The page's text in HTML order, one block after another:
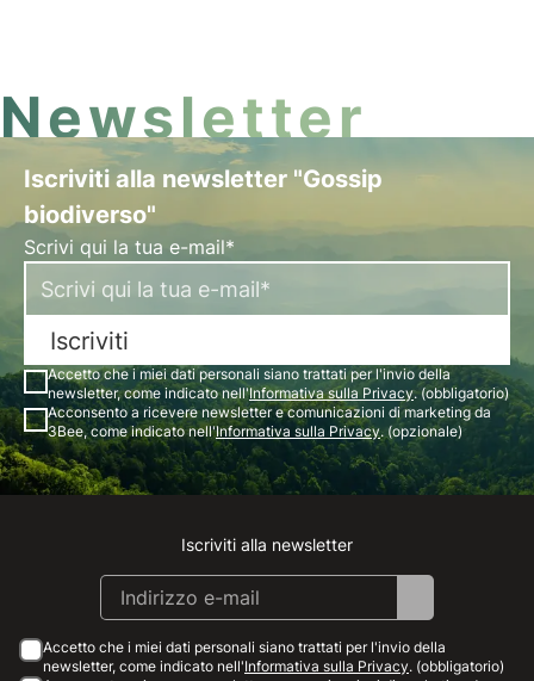
Newsletter
Iscriviti alla newsletter "Gossip
biodiverso"
Scrivi qui la tua e-mail*
Iscriviti
Accetto che i miei dati personali siano trattati per l'invio della
newsletter, come indicato nell'Informativa sulla Privacy. (obbligatorio)
Acconsento a ricevere newsletter e comunicazioni di marketing da
3Bee, come indicato nell'Informativa sulla Privacy. (opzionale)
Instagram
Facebook
Linkedin
Youtube
Iscriviti alla newsletter
Accetto che i miei dati personali siano trattati per l'invio della
newsletter, come indicato nell'Informativa sulla Privacy. (obbligatorio)